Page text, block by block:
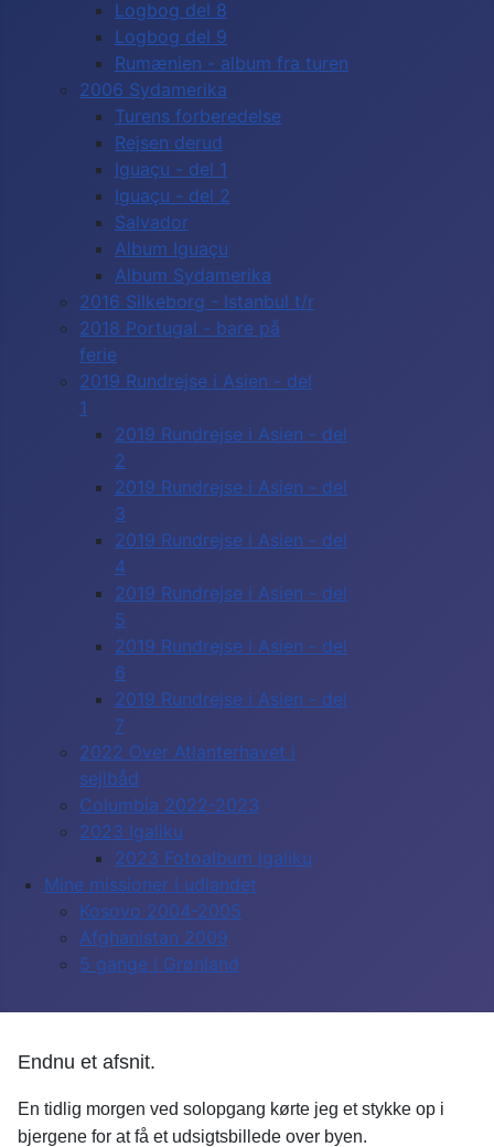
Logbog del 8
Logbog del 9
Rumænien - album fra turen
2006 Sydamerika
Turens forberedelse
Rejsen derud
Iguaçu - del 1
Iguaçu - del 2
Salvador
Album Iguaçu
Album Sydamerika
2016 Silkeborg - Istanbul t/r
2018 Portugal - bare på
ferie
2019 Rundrejse i Asien - del
1
2019 Rundrejse i Asien - del
2
2019 Rundrejse i Asien - del
3
2019 Rundrejse i Asien - del
4
2019 Rundrejse i Asien - del
5
2019 Rundrejse i Asien - del
6
2019 Rundrejse i Asien - del
7
2022 Over Atlanterhavet i
sejlbåd
Columbia 2022-2023
2023 Igaliku
2023 Fotoalbum Igaliku
Mine missioner i udlandet
Kosovo 2004-2005
Afghanistan 2009
5 gange i Grønland
Endnu et afsnit.
En tidlig morgen ved solopgang kørte jeg et stykke op i
bjergene for at få et udsigtsbillede over byen.